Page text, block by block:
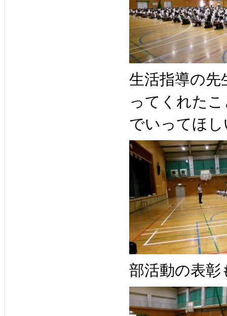
生活指導の先
ってくれた
でいってほ
部活動の表